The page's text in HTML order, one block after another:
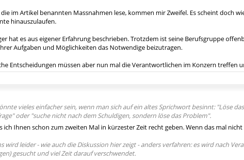
im Artikel benannten Massnahmen lese, kommen mir Zweifel. Es scheint doch
hinauszulaufen.
hat es aus eigener Erfahrung beschrieben. Trotzdem ist seine Berufsgruppe
Aufgaben und Möglichkeiten das Notwendige beizutragen.
Entscheidungen müssen aber nun mal die Verantwortlichen im Konzern treffen
vieles einfacher sein, wenn man sich auf ein altes Sprichwort besinnt: "Löse
oder "suche nicht nach dem Schuldigen, sondern löse das Problem".
ich Ihnen schon zum zweiten Mal in kürzester Zeit recht geben. Wenn das mal
wird leider - wie auch die Diskussion hier zeigt - anders verfahren: es wird nach
gesucht und viel Zeit darauf verschwendet.